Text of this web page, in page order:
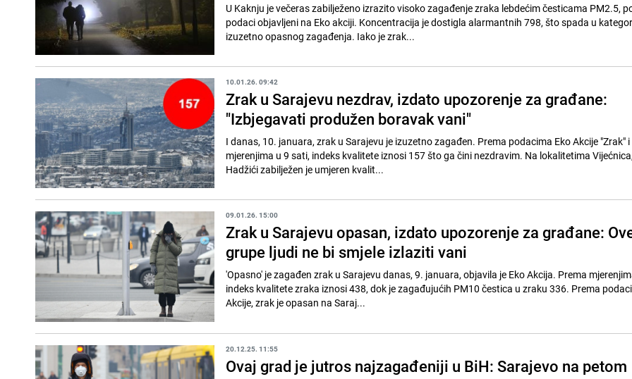
U Kaknju je večeras zabilježeno izrazito visoko zagađenje zraka lebdećim česticama PM2.5,
podaci objavljeni na Eko akciji. Koncentracija je dostigla alarmantnih 798, što spada u
izuzetno opasnog zagađenja. Iako je zrak...
10.01.26. 09:42
Zrak u Sarajevu nezdrav, izdato upozorenje za građane:
"Izbjegavati produžen boravak vani"
I danas, 10. januara, zrak u Sarajevu je izuzetno zagađen. Prema podacima Eko Akcije "Zrak" i
mjerenjima u 9 sati, indeks kvalitete iznosi 157 što ga čini nezdravim. Na lokalitetima
Hadžići zabilježen je umjeren kvalit...
09.01.26. 15:00
Zrak u Sarajevu opasan, izdato upozorenje za građane:
grupe ljudi ne bi smjele izlaziti vani
'Opasno' je zagađen zrak u Sarajevu danas, 9. januara, objavila je Eko Akcija. Prema
indeks kvalitete zraka iznosi 438, dok je zagađujućih PM10 čestica u zraku 336. Prema
Akcije, zrak je opasan na Saraj...
20.12.25. 11:55
Ovaj grad je jutros najzagađeniji u BiH: Sarajevo na petom